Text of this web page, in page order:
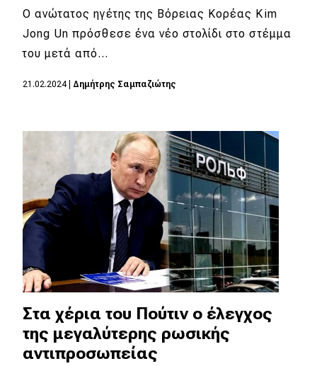
Ελλάδα
Κόσμος
Test Drive
Δοκιμή
Αποστολή
Συγκρίνουμε
Αγώνες
Ο ανώτατος ηγέτης της Βόρειας Κορέας Kim
Jong Un πρόσθεσε ένα νέο στολίδι στο στέμμα
του μετά από…
21.02.2024| Δημήτρης Σαμπαζιώτης
Στα χέρια του Πούτιν ο έλεγχος
της μεγαλύτερης ρωσικής
αντιπροσωπείας